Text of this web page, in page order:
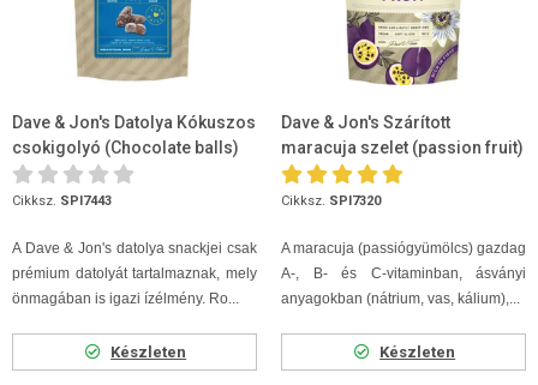
Dave & Jon's Datolya Kókuszos
csokigolyó (Chocolate balls)
ízű 125g
Cikksz. SPI7443
A Dave & Jon's datolya snackjei csak
prémium datolyát tartalmaznak, mely
önmagában is igazi ízélmény. Ro...
Készleten
Dave & Jon's Szárított
maracuja szelet (passion fruit)
100g
Cikksz. SPI7320
A maracuja (passiógyümölcs) gazdag
A-, B- és C-vitaminban, ásványi
anyagokban (nátrium, vas, kálium),...
Készleten